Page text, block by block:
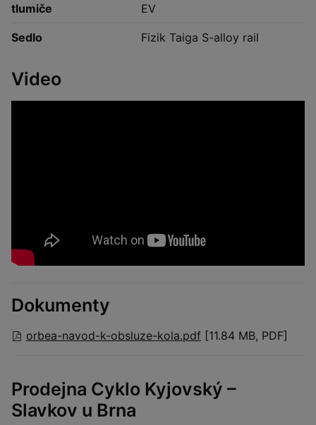
tlumiče
EV
Sedlo Fizik Taiga S-alloy rail
Video
Dokumenty
orbea-navod-k-obsluze-kola.pdf [11.84 MB, PDF]
Prodejna Cyklo Kyjovský –
Slavkov u Brna